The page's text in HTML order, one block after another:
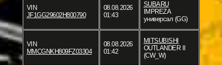
VIN
JF1GG29602H800790
08.08.2026
01:43
SUBARU
IMPREZA
универсал (GG)
VIN
MMCGNKH809FZ03304
08.08.2026
01:42
MITSUBISHI
OUTLANDER II
(CW_W)